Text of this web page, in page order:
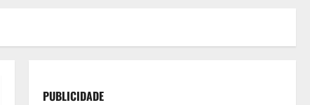
PUBLICIDADE